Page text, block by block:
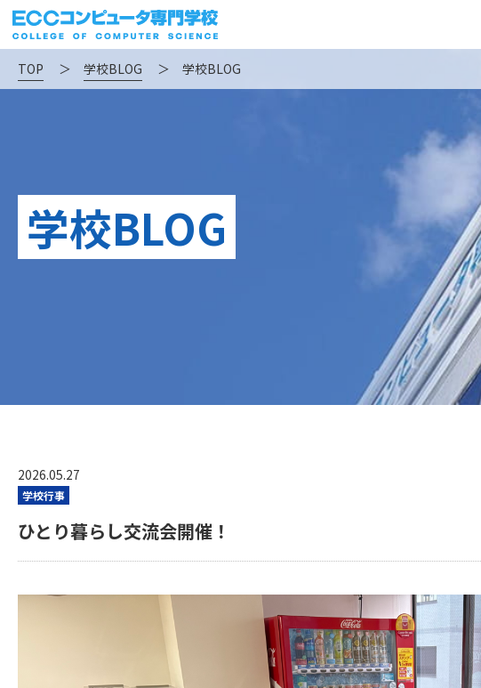
TOP ＞ 学校BLOG ＞ 学校BLOG
学校BLOG
2026.05.27
学校行事
ひとり暮らし交流会開催！